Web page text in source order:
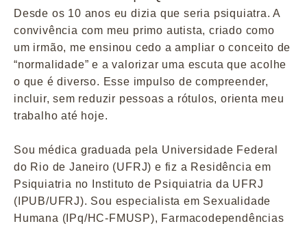
Desde os 10 anos eu dizia que seria psiquiatra. A
convivência com meu primo autista, criado como
um irmão, me ensinou cedo a ampliar o conceito de
“normalidade” e a valorizar uma escuta que acolhe
o que é diverso. Esse impulso de compreender,
incluir, sem reduzir pessoas a rótulos, orienta meu
trabalho até hoje.
Sou médica graduada pela Universidade Federal
do Rio de Janeiro (UFRJ) e fiz a Residência em
Psiquiatria no Instituto de Psiquiatria da UFRJ
(IPUB/UFRJ). Sou especialista em Sexualidade
Humana (IPq/HC-FMUSP), Farmacodependências